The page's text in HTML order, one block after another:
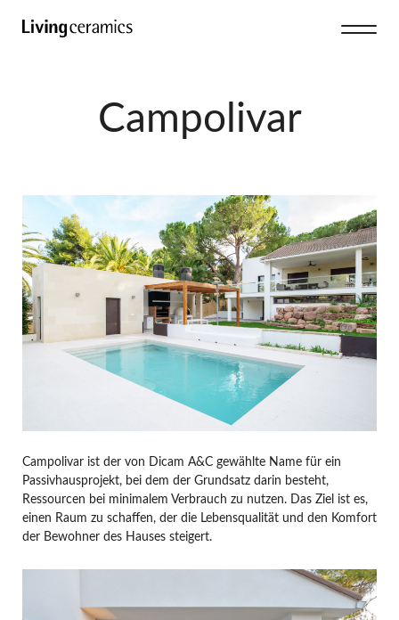
Campolivar
Campolivar ist der von Dicam A&C gewählte Name für ein
Passivhausprojekt, bei dem der Grundsatz darin besteht,
Ressourcen bei minimalem Verbrauch zu nutzen. Das Ziel ist es,
einen Raum zu schaffen, der die Lebensqualität und den Komfort
der Bewohner des Hauses steigert.